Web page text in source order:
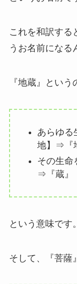
これを和訳する
うお名前になる
『地蔵』という
あらゆる
地】⇒『
その生命
⇒『蔵』
という意味です。
そして、『菩薩